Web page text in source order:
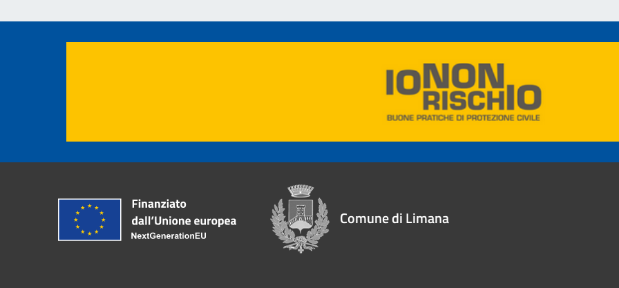
Comune di Limana